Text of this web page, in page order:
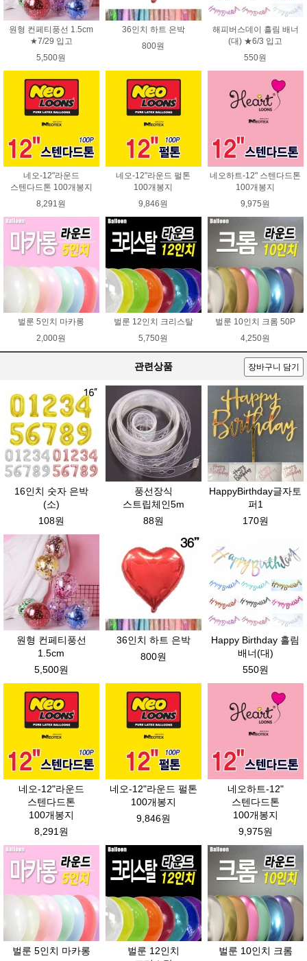
원형 컨페티풍선 1.5cm
★7/29 입고
5,500원
36인치 하트 은박
800원
해피버스데이 흘림 배너
(대) ★6/3 입고
550원
네오-12"라운드
스텐다드톤 100개봉지
8,291원
네오-12"라운드 펄톤
100개봉지
9,846원
네오하트-12" 스텐다드톤
100개봉지
9,975원
벌룬 5인치 마카롱
2,000원
벌룬 12인치 크리스탈
5,750원
벌룬 10인치 크롬 50P
4,250원
관련상품 장바구니 담기
16인치 숫자 은박
(소)
108원
풍선장식
스트립체인5m
88원
HappyBirthday글자토
퍼1
170원
원형 컨페티풍선
1.5cm
5,500원
36인치 하트 은박
800원
Happy Birthday 흘림
배너(대)
550원
네오-12"라운드
스텐다드톤
100개봉지
8,291원
네오-12"라운드 펄톤
100개봉지
9,846원
네오하트-12"
스텐다드톤
100개봉지
9,975원
벌룬 5인치 마카롱
벌룬 12인치
벌룬 10인치 크롬